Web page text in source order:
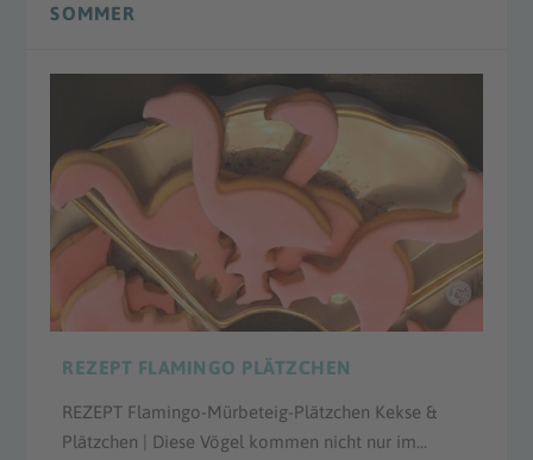
SOMMER
REZEPT FLAMINGO PLÄTZCHEN
REZEPT Flamingo-Mürbeteig-Plätzchen Kekse &
Plätzchen | Diese Vögel kommen nicht nur im...